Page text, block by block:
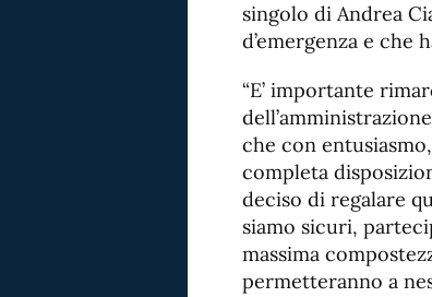
singolo di Andrea
d’emergenza e che
“E’ importante
che con
completa
deciso di regalare
siamo sicuri,
massima
permetteranno a